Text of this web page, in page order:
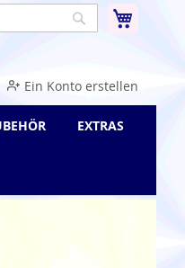
Suche
Ein Konto erstellen
EXTRAS